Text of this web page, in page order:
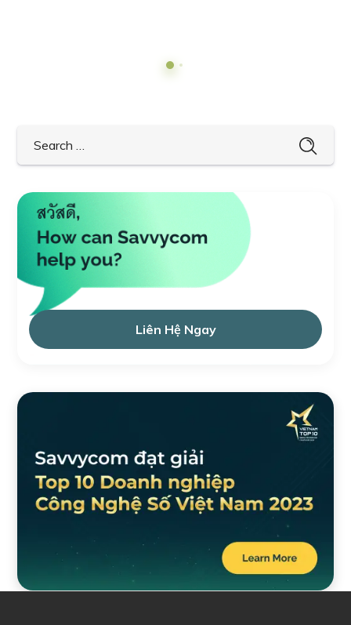
Liên Hệ Ngay